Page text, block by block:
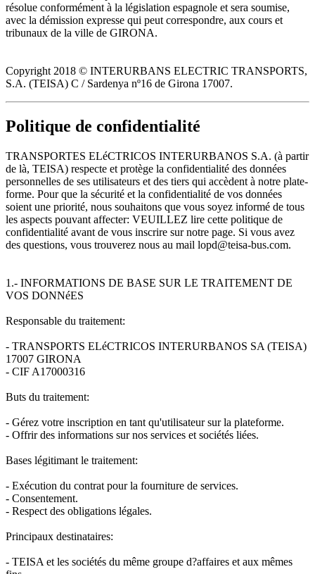
résolue conformément à la législation espagnole et sera soumise,
avec la démission expresse qui peut correspondre, aux cours et
tribunaux de la ville de GIRONA.
Copyright 2018 © INTERURBANS ELECTRIC TRANSPORTS,
S.A. (TEISA) C / Sardenya nº16 de Girona 17007.
Politique de confidentialité
TRANSPORTES ELéCTRICOS INTERURBANOS S.A. (à partir
de là, TEISA) respecte et protège la confidentialité des données
personnelles de ses utilisateurs et des tiers qui accèdent à notre plate-
forme. Pour que la sécurité et la confidentialité de vos données
soient une priorité, nous souhaitons que vous soyez informé de tous
les aspects pouvant affecter: VEUILLEZ lire cette politique de
confidentialité avant de vous inscrire sur notre page. Si vous avez
des questions, vous trouverez nous au mail lopd@teisa-bus.com.
1.- INFORMATIONS DE BASE SUR LE TRAITEMENT DE
VOS DONNéES
Responsable du traitement:
- TRANSPORTS ELéCTRICOS INTERURBANOS SA (TEISA)
17007 GIRONA
- CIF A17000316
Buts du traitement:
- Gérez votre inscription en tant qu'utilisateur sur la plateforme.
- Offrir des informations sur nos services et sociétés liées.
Bases légitimant le traitement:
- Exécution du contrat pour la fourniture de services.
- Consentement.
- Respect des obligations légales.
Principaux destinataires:
- TEISA et les sociétés du même groupe d?affaires et aux mêmes